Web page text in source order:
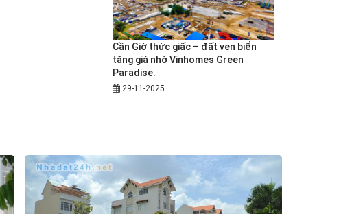
Cần Giờ thức giấc – đất ven biển
tăng giá nhờ Vinhomes Green
Paradise.
29-11-2025